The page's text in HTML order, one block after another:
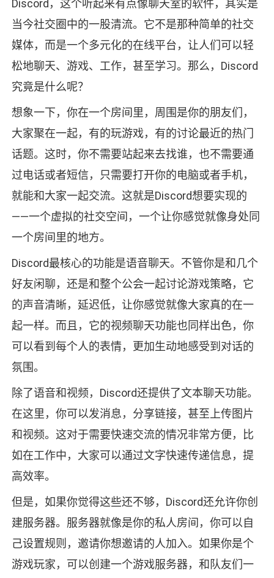
Discord，这个听起来有点像聊天室的软件，其实是
当今社交圈中的一股清流。它不是那种简单的社交
媒体，而是一个多元化的在线平台，让人们可以轻
松地聊天、游戏、工作，甚至学习。那么，Discord
究竟是什么呢？
想象一下，你在一个房间里，周围是你的朋友们，
大家聚在一起，有的玩游戏，有的讨论最近的热门
话题。这时，你不需要站起来去找谁，也不需要通
过电话或者短信，只需要打开你的电脑或者手机，
就能和大家一起交流。这就是Discord想要实现的
——一个虚拟的社交空间，一个让你感觉就像身处同
一个房间里的地方。
Discord最核心的功能是语音聊天。不管你是和几个
好友闲聊，还是和整个公会一起讨论游戏策略，它
的声音清晰，延迟低，让你感觉就像大家真的在一
起一样。而且，它的视频聊天功能也同样出色，你
可以看到每个人的表情，更加生动地感受到对话的
氛围。
除了语音和视频，Discord还提供了文本聊天功能。
在这里，你可以发消息，分享链接，甚至上传图片
和视频。这对于需要快速交流的情况非常方便，比
如在工作中，大家可以通过文字快速传递信息，提
高效率。
但是，如果你觉得这些还不够，Discord还允许你创
建服务器。服务器就像是你的私人房间，你可以自
己设置规则，邀请你想邀请的人加入。如果你是个
游戏玩家，可以创建一个游戏服务器，和队友们一